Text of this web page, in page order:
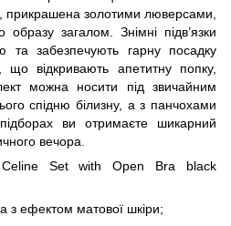
прикрашена золотими люверсами,
загалом. Знімні підв’язки
та забезпечують гарну посадку
що відкривають апетитну попку,
можна носити під звичайним
спідню білизну, а з панчохами
ви отримаєте шикарний
вечора.
Celine Set with Open Bra black
з ефектом матової шкіри;